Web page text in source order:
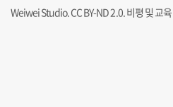
Weiwei Studio. CC BY-ND 2.0. 비평 및 교육